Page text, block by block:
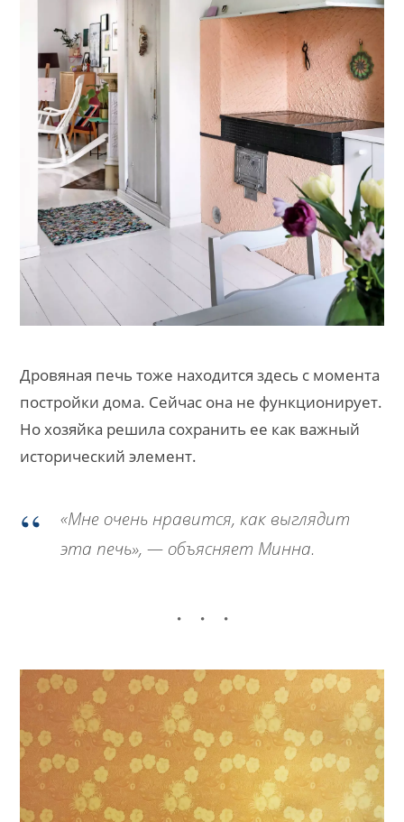
Дровяная печь тоже находится здесь с момента
постройки дома. Сейчас она не функционирует.
Но хозяйка решила сохранить ее как важный
исторический элемент.
«Мне очень нравится, как выглядит
эта печь», — объясняет Минна.